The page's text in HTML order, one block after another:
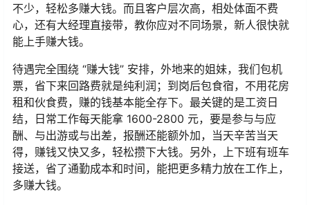
不少，轻松多赚大钱。而且客户层次高，相处体面不费
心，还有大经理直接带，教你应对不同场景，新人很快就
能上手赚大钱。
待遇完全围绕 “赚大钱” 安排，外地来的姐妹，我们包机
票，省下来回路费就是纯利润；到岗后包食宿，不用花房
租和伙食费，赚的钱基本能全存下。最关键的是工资日
结，日常工作每天能拿 1600-2800 元，要是参与与应
酬、与出游或与出差，报酬还能额外加，当天辛苦当天
得，赚钱又快又多，轻松攒下大钱。另外，上下班有班车
接送，省了通勤成本和时间，能把更多精力放在工作上，
多赚大钱。